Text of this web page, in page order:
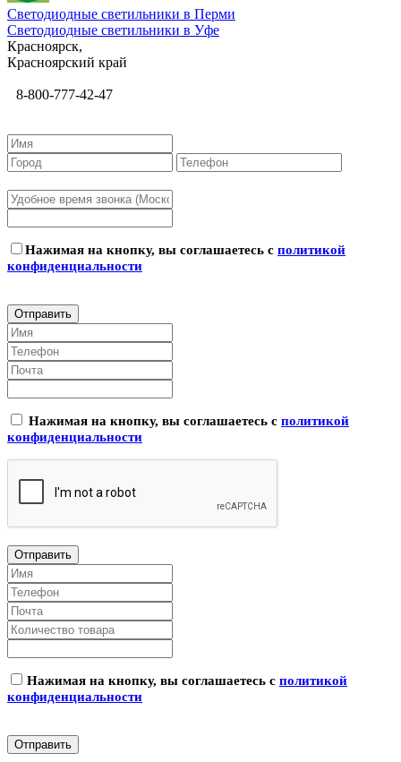
Светодиодные светильники в Перми
Светодиодные светильники в Уфе
Красноярск,
Красноярский край
8-800-777-42-47
Нажимая на кнопку, вы соглашаетесь с политикой
конфиденциальности
Нажимая на кнопку, вы соглашаетесь с политикой
конфиденциальности
Нажимая на кнопку, вы соглашаетесь с политикой
конфиденциальности